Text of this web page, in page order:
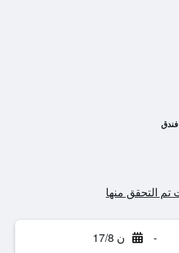
فندق
- ن 17/8